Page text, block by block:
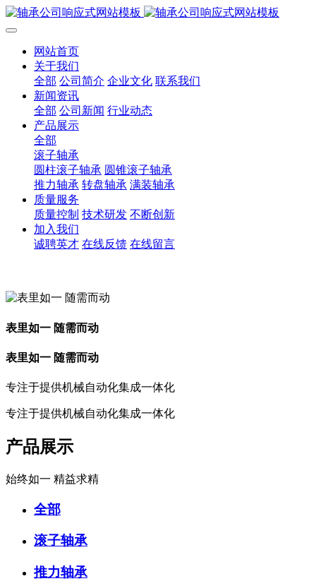
网站首页
关于我们
全部 公司简介 企业文化 联系我们
新闻资讯
全部 公司新闻 行业动态
产品展示
全部
滚子轴承
圆柱滚子轴承 圆锥滚子轴承
推力轴承 转盘轴承 满装轴承
质量服务
质量控制 技术研发 不断创新
加入我们
诚聘英才 在线反馈 在线留言
表里如一 随需而动
表里如一 随需而动
专注于提供机械自动化集成一体化
专注于提供机械自动化集成一体化
产品展示
始终如一 精益求精
全部
滚子轴承
推力轴承